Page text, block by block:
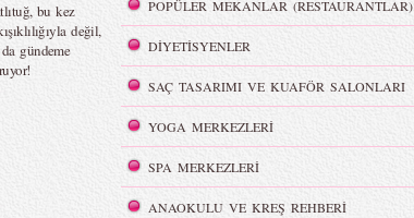
bu kez
değil,
gündeme
POPÜLER MEKANLAR (RESTAURANTLAR)
DİYETİSYENLER
SAÇ TASARIMI VE KUAFÖR SALONLARI
YOGA MERKEZLERİ
SPA MERKEZLERİ
ANAOKULU VE KREŞ REHBERİ